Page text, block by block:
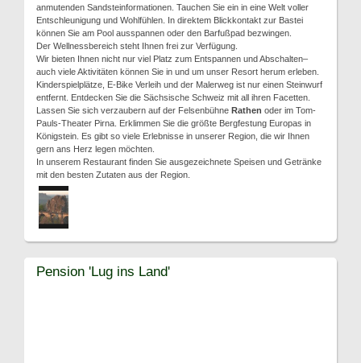
anmutenden Sandsteinformationen. Tauchen Sie ein in eine Welt voller
Entschleunigung und Wohlfühlen. In direktem Blickkontakt zur Bastei
können Sie am Pool ausspannen oder den Barfußpad bezwingen.
Der Wellnessbereich steht Ihnen frei zur Verfügung.
Wir bieten Ihnen nicht nur viel Platz zum Entspannen und Abschalten–
auch viele Aktivitäten können Sie in und um unser Resort herum erleben.
Kinderspielplätze, E-Bike Verleih und der Malerweg ist nur einen Steinwurf
entfernt. Entdecken Sie die Sächsische Schweiz mit all ihren Facetten.
Lassen Sie sich verzaubern auf der Felsenbühne Rathen oder im Tom-
Pauls-Theater Pirna. Erklimmen Sie die größte Bergfestung Europas in
Königstein. Es gibt so viele Erlebnisse in unserer Region, die wir Ihnen
gern ans Herz legen möchten.
In unserem Restaurant finden Sie ausgezeichnete Speisen und Getränke
mit den besten Zutaten aus der Region.
Pension 'Lug ins Land'